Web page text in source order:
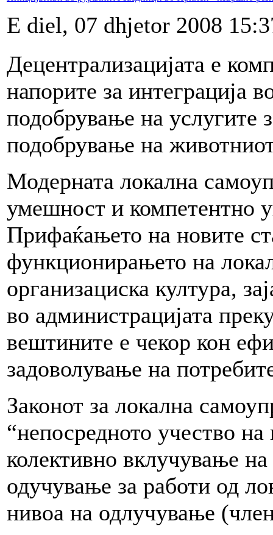
E diel, 07 dhjetor 2008
Децентрализацијата е
напорите за интеграција
подобрување на услугите
подобрување на
Модерната локална
умешност и компетентно
Прифаќањето на новите
функционирањето на
организациска култура,
во администрацијата
вештините е чекор кон
задоволување на
Законот за локална
“непосредното учество
колективно вклучување
одучување за работи од
нивоа на одлучување